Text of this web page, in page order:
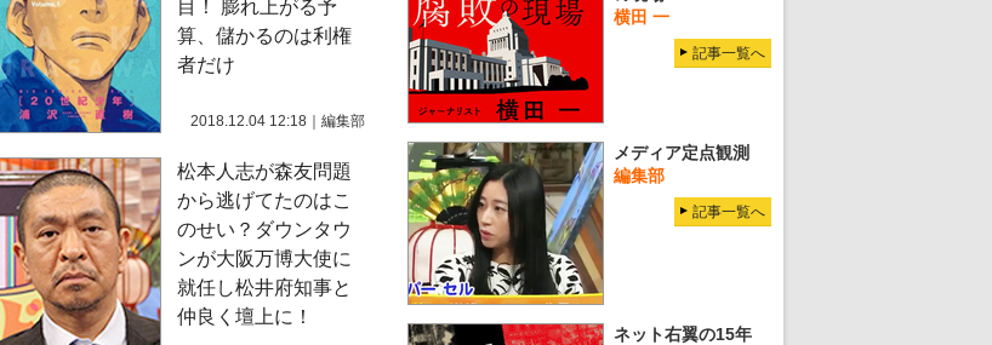
目！ 膨れ上がる予
算、儲かるのは利権
者だけ
2018.12.04 12:18 編集部
松本人志が森友問題
から逃げてたのはこ
のせい？ダウンタウ
ンが大阪万博大使に
就任し松井府知事と
仲良く壇上に！
横田 一
記事一覧へ
メディア定点観測
編集部
記事一覧へ
ネット右翼の15年